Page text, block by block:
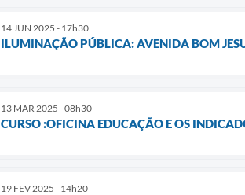
14 JUN 2025 - 17h30
ILUMINAÇÃO PÚBLICA: AVENIDA BOM
13 MAR 2025 - 08h30
CURSO :OFICINA EDUCAÇÃO E OS
19 FEV 2025 - 14h20